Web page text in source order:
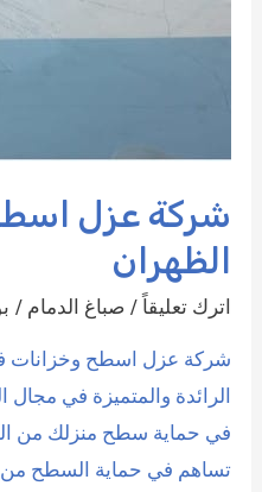
شركة عزل
الظهران
اترك تعليقاً /صباغ الدمام /
شركة عزل اسطح وخزانات
الرائدة والمتميزة في مجال
في حماية سطح منزلك من
تساهم في حماية السطح من